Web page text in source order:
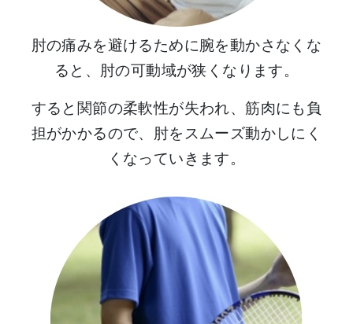
肘の痛みを避けるために腕を動かさなくな
ると、肘の可動域が狭くなります。
すると関節の柔軟性が失われ、筋肉にも負
担がかかるので、肘をスムーズ動かしにく
くなっていきます。